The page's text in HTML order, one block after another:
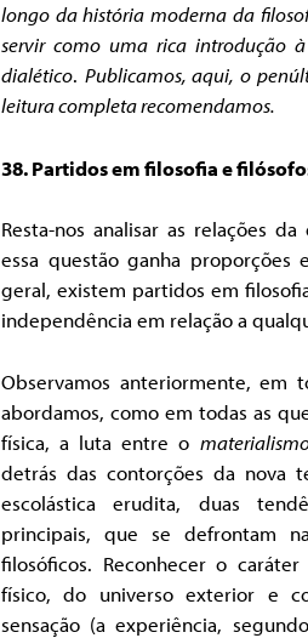
longo da história moderna da
servir como uma rica introdução
dialético. Publicamos, aqui, o
leitura completa recomendamos.
38. Partidos em filosofia e
Resta-nos analisar as relações
essa questão ganha
geral, existem partidos em
independência em relação a
Observamos anteriormente, em
abordamos, como em todas as
física, a luta entre o
detrás das contorções da nova
escolástica erudita, duas
principais, que se defrontam
filosóficos. Reconhecer o
físico, do universo exterior e
sensação (a experiência,